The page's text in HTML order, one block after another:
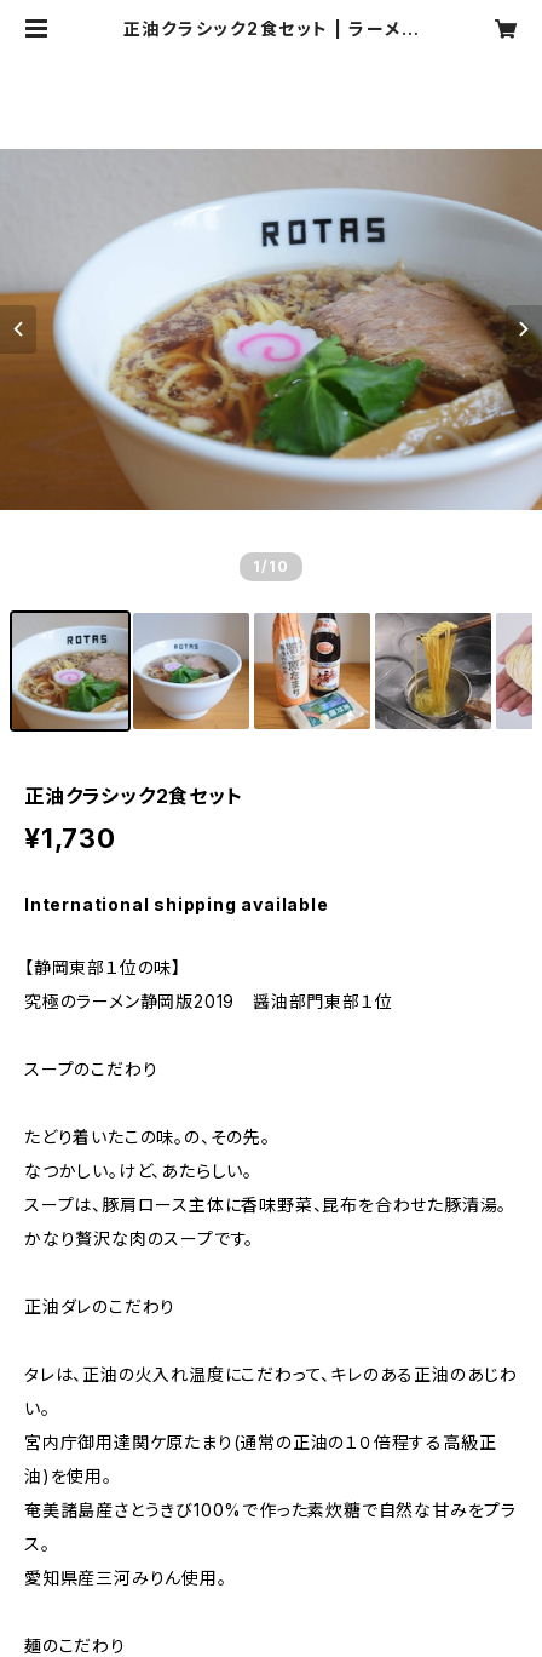
正油クラシック2食セット | ラーメン
1 /10
正油クラシック2食セット
¥1,730
International shipping available
【静岡東部１位の味】
究極のラーメン静岡版2019 醤油部門東部１位
スープのこだわり
たどり着いたこの味。の、その先。
なつかしい。けど、あたらしい。
スープは、豚肩ロース主体に香味野菜、昆布を合わせた豚清湯。
かなり贅沢な肉のスープです。
正油ダレのこだわり
タレは、正油の火入れ温度にこだわって、キレのある正油のあじわ
い。
宮内庁御用達関ケ原たまり(通常の正油の１０倍程する高級正
油)を使用。
奄美諸島産さとうきび100%で作った素炊糖で自然な甘みをプラ
ス。
愛知県産三河みりん使用。
麺のこだわり